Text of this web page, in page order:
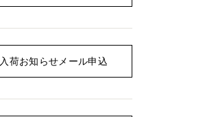
入荷お知らせメール申込